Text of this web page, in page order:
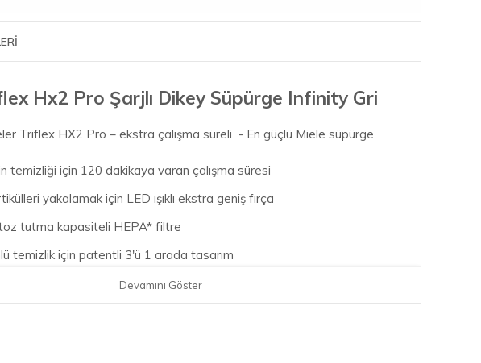
Hx2 Pro Şarjlı Dikey Süpürge Infinity Gri
Triflex HX2 Pro – ekstra çalışma süreli - En güçlü Miele süpürge
temizliği için 120 dakikaya varan çalışma süresi
yakalamak için LED ışıklı ekstra geniş fırça
tutma kapasiteli HEPA* filtre
temizlik için patentli 3'ü 1 arada tasarım
şarj cihazı ile kesintisiz güçDevamını Göster